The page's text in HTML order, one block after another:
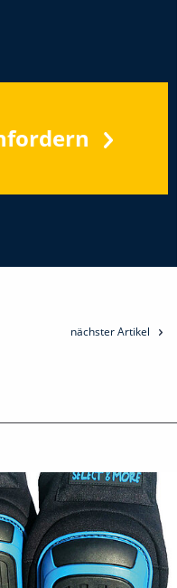
nächster Artikel